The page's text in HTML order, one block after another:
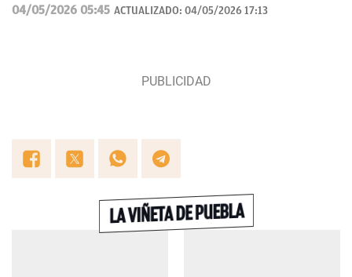
04/05/2026 05:45 ACTUALIZADO: 04/05/2026 17:13
LA VIÑETA DE PUEBLA